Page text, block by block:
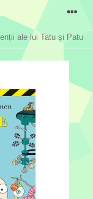
ale lui Tatu și Patu